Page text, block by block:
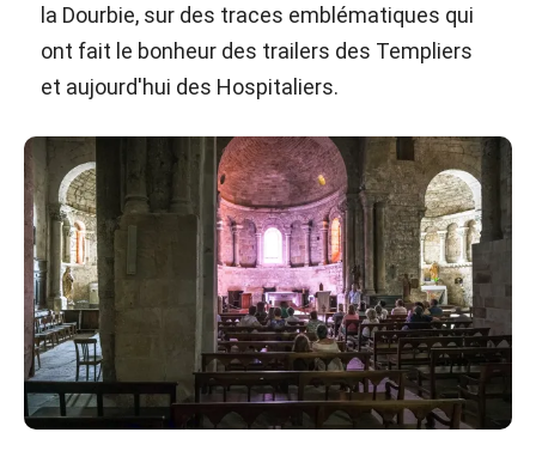
la Dourbie, sur des traces emblématiques qui
ont fait le bonheur des trailers des Templiers
et aujourd'hui des Hospitaliers.